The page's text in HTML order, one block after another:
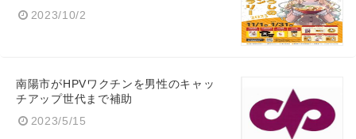
2023/10/2
南陽市がHPVワクチンを男性のキャッ
チアップ世代まで補助
2023/5/15